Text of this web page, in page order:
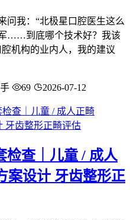
问我：“北极星口腔医生这么
……到底哪个技术好？我该
机构的业内人，我的建议
69 2026-07-12
检查｜儿童 / 成人
案设计 牙齿整形正